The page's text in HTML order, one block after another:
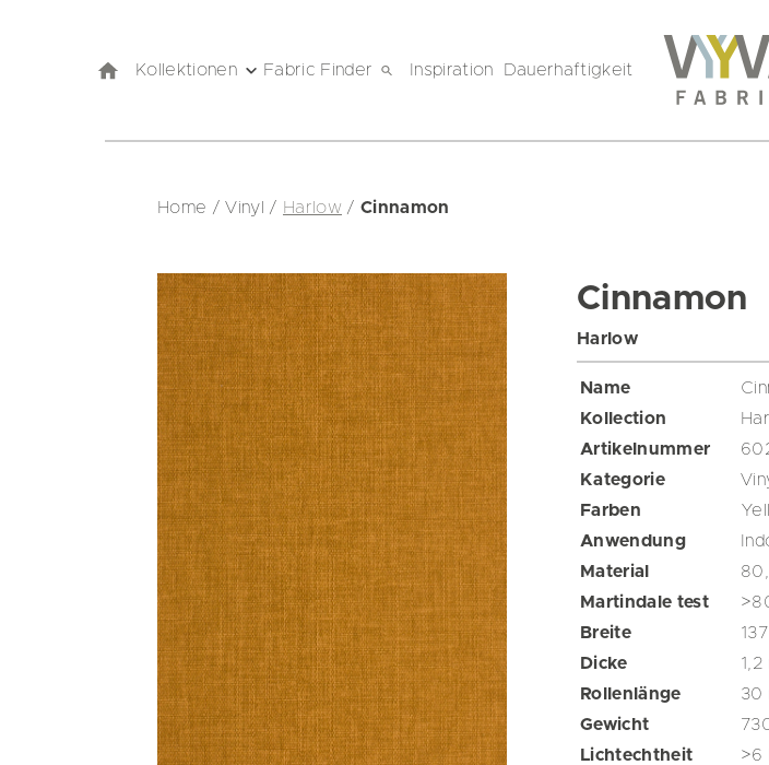
Kollektionen Fabric Finder Inspiration Dauerhaftigkeit
Home /Vinyl / Harlow / Cinnamon
Cinnamon
Harlow
Name
Kollection
Artikelnummer
Kategorie
Farben
Anwendung
Material
Martindale test
Breite
Dicke
1,2
Rollenlänge
30
Gewicht
Lichtechtheit
>6